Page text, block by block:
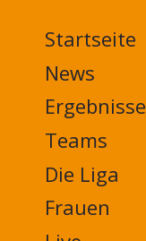
MAIN
NAVIGATION
FOOTER
Startseite
News
Ergebnisse
Teams
Die Liga
Frauen